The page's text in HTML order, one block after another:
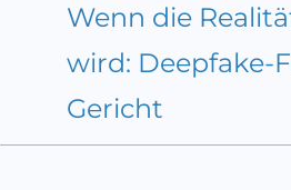
Wenn die
wird: Deepfake-
Gericht